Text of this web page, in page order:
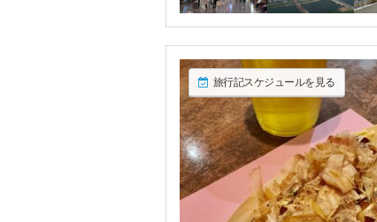
旅行記スケジュールを見る